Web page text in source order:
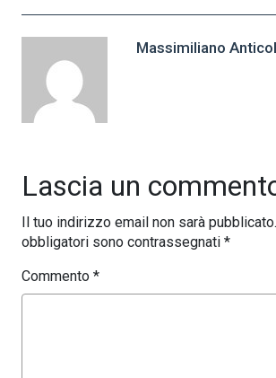
Massimiliano
Lascia un
Il tuo indirizzo email non sarà pubblicato.
obbligatori sono contrassegnati *
Commento *